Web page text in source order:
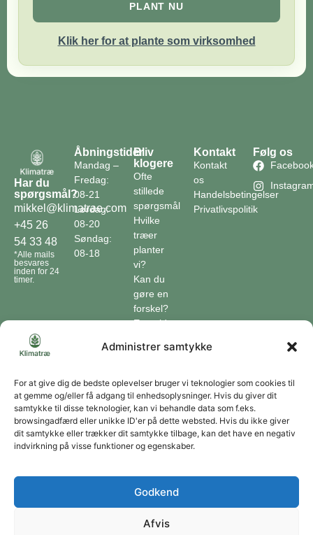
Administrer samtykke
For at give dig de bedste oplevelser bruger vi teknologier som cookies til
at gemme og/eller få adgang til enhedsoplysninger. Hvis du giver dit
samtykke til disse teknologier, kan vi behandle data som f.eks.
browsingadfærd eller unikke ID'er på dette websted. Hvis du ikke giver
dit samtykke eller trækker dit samtykke tilbage, kan det have en negativ
indvirkning på visse funktioner og egenskaber.
Godkend
Afvis
PLANT NU
Klik her for at plante som virksomhed
Har du
spørgsmål?
mikkel@klimatrae.com
+45 26
54 33 48
*Alle mails
besvares
inden for 24
timer.
Åbningstider
Mandag –
Fredag:
08-21
Lørdag:
08-20
Søndag:
08-18
Bliv
klogere
Ofte
stillede
spørgsmål
Hvilke
træer
planter
vi?
Kan du
gøre en
forskel?
En guide
Klimaordbogen
optager
træer
co2?
Kontakt
Kontakt
os
Handelsbetingelser
Privatlivspolitik
Følg os
Forbliv forbundet